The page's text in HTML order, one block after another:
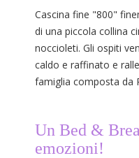
Cascina fine "800"
di una piccola collina
noccioleti. Gli ospiti
caldo e raffinato e
famiglia composta da
Un Bed &
emozioni!